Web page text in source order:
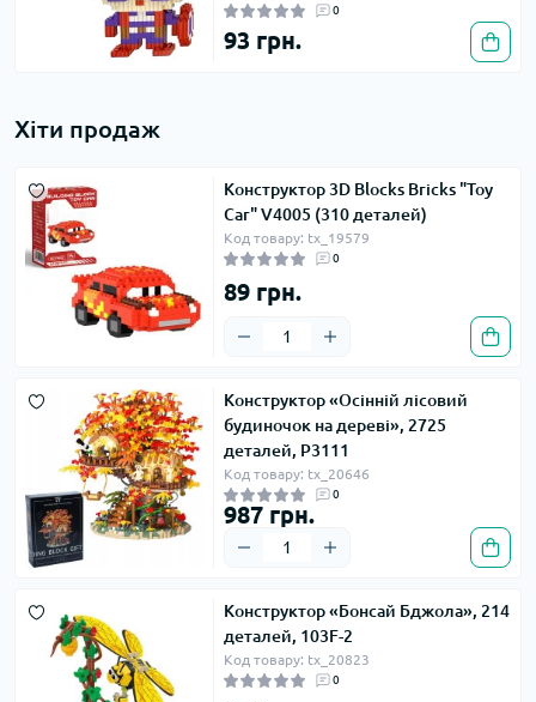
0
93 грн.
Хіти продаж
Конструктор 3D Blocks Bricks "Toy
Car" V4005 (310 деталей)
Код товару: tx_19579
0
89 грн.
Конструктор «Осінній лісовий
будиночок на дереві», 2725
деталей, P3111
Код товару: tx_20646
0
987 грн.
Конструктор «Бонсай Бджола», 214
деталей, 103F-2
Код товару: tx_20823
0